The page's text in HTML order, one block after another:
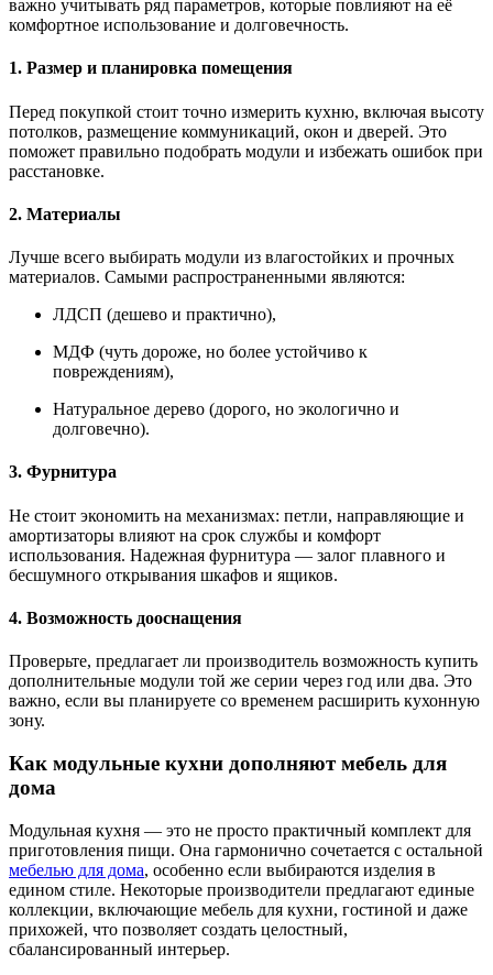
важно учитывать ряд параметров, которые повлияют на её
комфортное использование и долговечность.
1. Размер и планировка помещения
Перед покупкой стоит точно измерить кухню, включая высоту
потолков, размещение коммуникаций, окон и дверей. Это
поможет правильно подобрать модули и избежать ошибок при
расстановке.
2. Материалы
Лучше всего выбирать модули из влагостойких и прочных
материалов. Самыми распространенными являются:
ЛДСП (дешево и практично),
МДФ (чуть дороже, но более устойчиво к
повреждениям),
Натуральное дерево (дорого, но экологично и
долговечно).
3. Фурнитура
Не стоит экономить на механизмах: петли, направляющие и
амортизаторы влияют на срок службы и комфорт
использования. Надежная фурнитура — залог плавного и
бесшумного открывания шкафов и ящиков.
4. Возможность дооснащения
Проверьте, предлагает ли производитель возможность купить
дополнительные модули той же серии через год или два. Это
важно, если вы планируете со временем расширить кухонную
зону.
Как модульные кухни дополняют мебель для
дома
Модульная кухня — это не просто практичный комплект для
приготовления пищи. Она гармонично сочетается с остальной
мебелью для дома, особенно если выбираются изделия в
едином стиле. Некоторые производители предлагают единые
коллекции, включающие мебель для кухни, гостиной и даже
прихожей, что позволяет создать целостный,
сбалансированный интерьер.